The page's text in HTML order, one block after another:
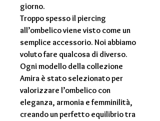
giorno.
Troppo spesso il piercing
all’ombelicoviene visto come un
semplice accessorio. Noi abbiamo
voluto fare qualcosa di diverso.
Ogni modello della collezione
Amira è stato selezionato per
valorizzare l’ombelico con
eleganza, armonia e femminilità,
creando un perfetto equilibrio tra